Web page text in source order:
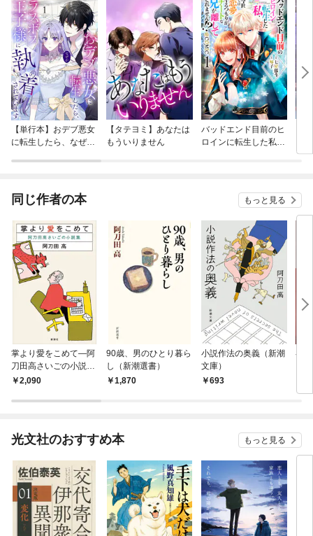
【単行本】おデブ悪女
に転生したら、なぜか
【タテヨミ】あなたは
もういりません
バッドエンド目前のヒ
ロインに転生した私、
同じ作者の本 もっと見る
掌より愛をこめて—阿
刀田高さいごの小説集
—2,090
90歳、男のひとり暮ら
し（新潮選書）
1,870
小説作法の奥義（新潮
文庫）
693
谷
光文社のおすすめ本 もっと見る